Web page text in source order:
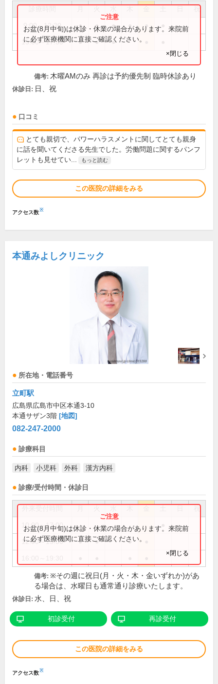
祝
9:00～12:30 ● ● ● ● ●
15:00～17:30 ● ● ●
お盆(8月中旬)は休診・休業の場合があります。来院前
に必ず医療機関に直接ご確認ください。
×閉じる
備考: 木曜AMのみ 再診は予約優先制 臨時休診あり
休診日: 日、祝
口コミ
とても親切で、パワーハラスメントに関してとても親身
に話を聞いてくださる先生でした。労働問題に関するパンフ
レットも見せてい...
もっと読む
この医院の詳細をみる
アクセス数※
本通みよしクリニック
所在地・電話番号
立町駅
広島県広島市中区本通3-10
本通サザン3階 [地図]
082-247-2000
診療科目
内科 小児科 外科 漢方内科
診療/受付時間・休診日
祝
10:00～17:00
12:00～15:00 ● ● ●
お盆(8月中旬)は休診・休業の場合があります。来院前
に必ず医療機関に直接ご確認ください。
×閉じる
備考: ※その週に祝日(月・火・木・金いずれか)があ
る場合は、水曜日も通常通り診療いたします。
休診日: 水、日、祝
初診受付 再診受付
この医院の詳細をみる
アクセス数※